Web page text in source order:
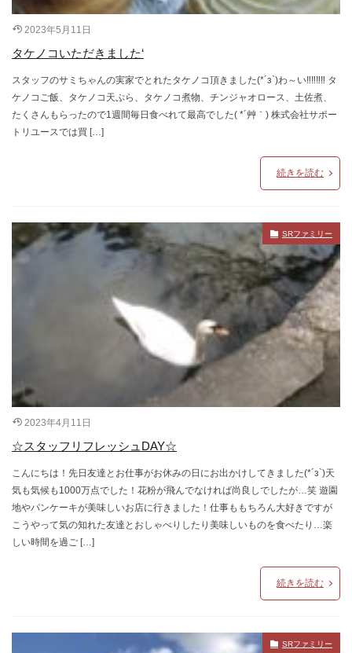
2023年5月11日
タケノコいただきました‘
スタッフのサミちゃんの実家でとれたタケノコ頂きました(*´з`)わ～い‼‼‼‼ タ
ケノコご飯、タケノコ天ぷら、タケノコ煮物、チンジャオロース、土佐煮、
たくさんもらったので1週間毎日食べれて最高でした( *´艸｀) 株式会社サポー
トリユースでは買 […]
続きを読む
SRファミリー
2023年4月11日
☆スタッフリフレッシュDAY☆
こんにちは！先日友達とお仕事がお休みの日にお出かけしてきました(*´з`)天
気も気候も1000万点でした！花粉が飛んでなければ尚良しでしたが…笑 遊園
地やパンケーキが美味しいお店に行きました！仕事ももちろん大好きですが
こうやって気の知れた友達とおしゃべりしたり美味しいものを食べたり…楽
しい時間を過ご […]
続きを読む
SRファミリー